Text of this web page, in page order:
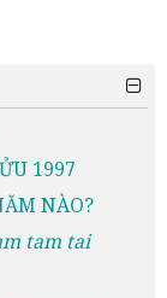
1997
NÀO?
tam tai